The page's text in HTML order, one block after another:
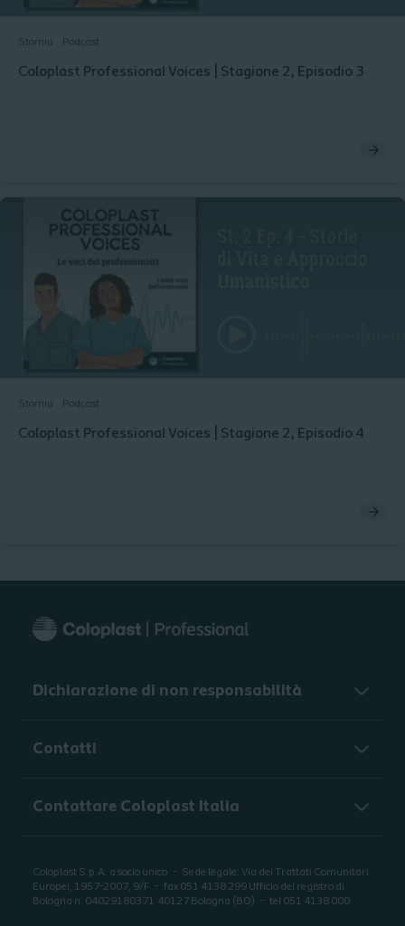
Stomia Podcast
Coloplast Professional Voices | Stagione 2, Episodio 3
Stomia Podcast
Coloplast Professional Voices | Stagione 2, Episodio 4
Dichiarazione di non responsabilità
Contatti
Contattare Coloplast Italia
Coloplast S.p.A. a socio unico
Sede legale: Via dei Trattati Comunitari
Europei, 1957-2007, 9/F
fax 051 4138 299 Ufficio del registro di
Bologna n. 04029180371 40127 Bologna (BO) tel 051 4138 000